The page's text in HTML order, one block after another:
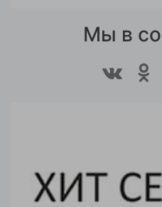
Мы в